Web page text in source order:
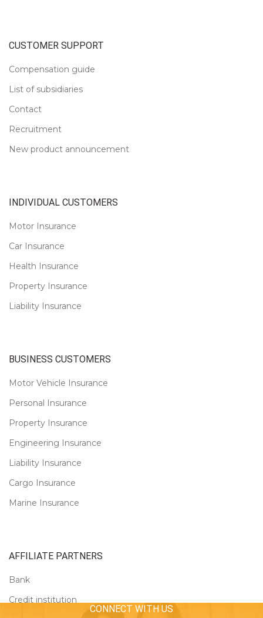
CUSTOMER SUPPORT
Compensation guide
List of subsidiaries
Contact
Recruitment
New product announcement
INDIVIDUAL CUSTOMERS
Motor Insurance
Car Insurance
Health Insurance
Property Insurance
Liability Insurance
BUSINESS CUSTOMERS
Motor Vehicle Insurance
Personal Insurance
Property Insurance
Engineering Insurance
Liability Insurance
Cargo Insurance
Marine Insurance
AFFILIATE PARTNERS
Bank
Credit institution
CONNECT WITH US